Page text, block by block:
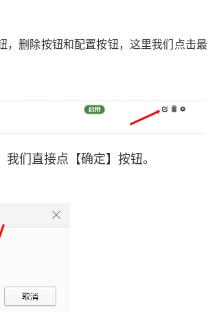
，删除按钮和配置按钮，这里我们点击最
们直接点【确定】按钮。